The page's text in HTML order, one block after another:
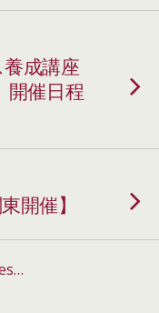
成講座
開催日程
開催】